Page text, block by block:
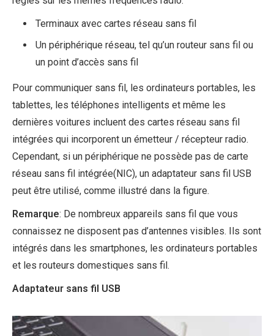
Terminaux avec cartes réseau sans fil
Un périphérique réseau, tel qu’un routeur sans fil ou
un point d’accès sans fil
Pour communiquer sans fil, les ordinateurs portables, les
tablettes, les téléphones intelligents et même les
dernières voitures incluent des cartes réseau sans fil
intégrées qui incorporent un émetteur / récepteur radio.
Cependant, si un périphérique ne possède pas de carte
réseau sans fil intégrée(NIC), un adaptateur sans fil USB
peut être utilisé, comme illustré dans la figure.
Remarque: De nombreux appareils sans fil que vous
connaissez ne disposent pas d’antennes visibles. Ils sont
intégrés dans les smartphones, les ordinateurs portables
et les routeurs domestiques sans fil.
Adaptateur sans fil USB